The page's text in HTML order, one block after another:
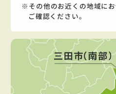
その他のお近くの地域に
ご確認ください。